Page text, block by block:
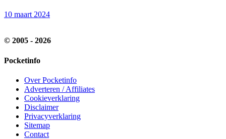
10 maart 2024
© 2005 - 2026
Pocketinfo
Over Pocketinfo
Adverteren / Affiliates
Cookieverklaring
Disclaimer
Privacyverklaring
Sitemap
Contact